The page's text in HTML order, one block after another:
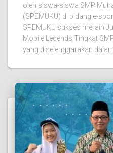
oleh siswa-siswa SMP
(SPEMUKU) di bidang e-
SPEMUKU sukses meraih
Mobile Legends Tingkat
yang diselenggarakan